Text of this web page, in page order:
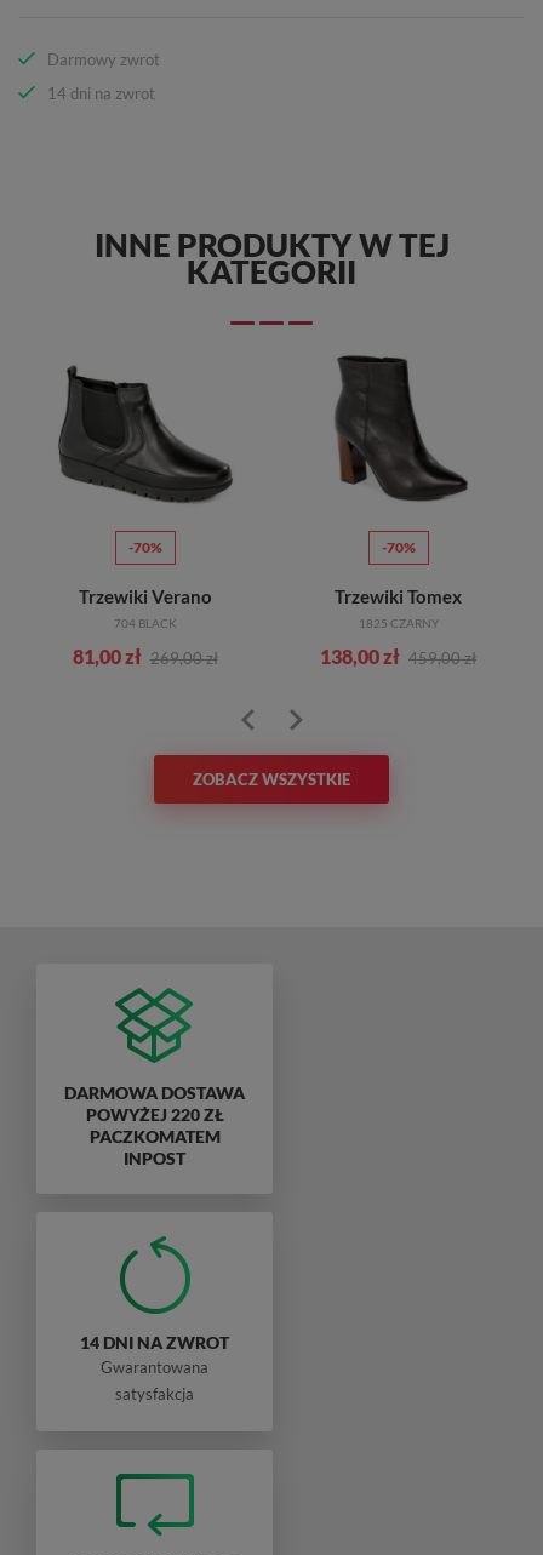
Darmowy zwrot
14 dni na zwrot
INNE PRODUKTY W TEJ
KATEGORII
-70%
Trzewiki Verano
704 BLACK
81,00 zł 269,00 zł
-70%
Trzewiki Tomex
1825 CZARNY
138,00 zł 459,00 zł
ZOBACZ WSZYSTKIE
DARMOWA DOSTAWA
POWYŻEJ 220 ZŁ
PACZKOMATEM
INPOST
14 DNI NA ZWROT
Gwarantowana
satysfakcja